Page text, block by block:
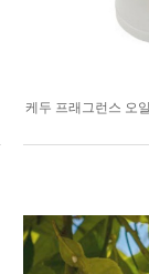
케두 프래그런스 오